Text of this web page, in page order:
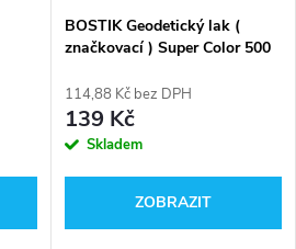
BOSTIK Geodetický lak (
značkovací ) Super Color 500
114,88 Kč bez DPH
139 Kč
Skladem
ZOBRAZIT